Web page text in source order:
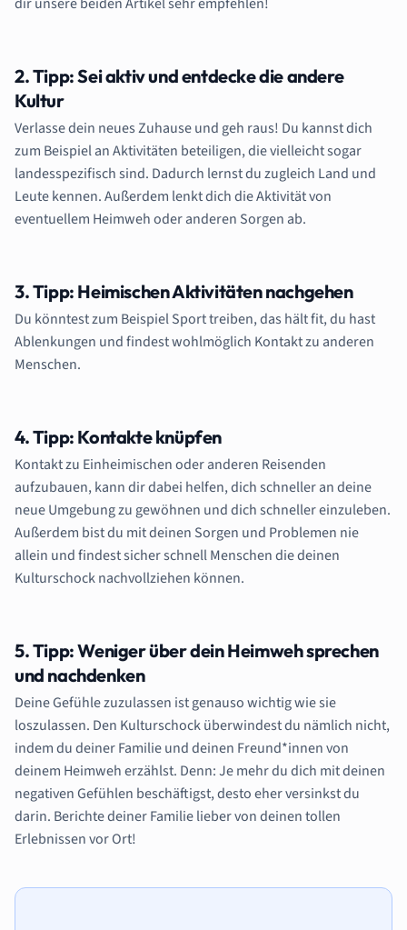
2. Tipp: Sei aktiv und entdecke die andere
Kultur
Verlasse dein neues Zuhause und geh raus! Du kannst dich
zum Beispiel an Aktivitäten beteiligen, die vielleicht sogar
landesspezifisch sind. Dadurch lernst du zugleich Land und
Leute kennen. Außerdem lenkt dich die Aktivität von
eventuellem Heimweh oder anderen Sorgen ab.
3. Tipp: Heimischen Aktivitäten nachgehen
Du könntest zum Beispiel Sport treiben, das hält fit, du hast
Ablenkungen und findest wohlmöglich Kontakt zu anderen
Menschen.
4. Tipp: Kontakte knüpfen
Kontakt zu Einheimischen oder anderen Reisenden
aufzubauen, kann dir dabei helfen, dich schneller an deine
neue Umgebung zu gewöhnen und dich schneller einzuleben.
Außerdem bist du mit deinen Sorgen und Problemen nie
allein und findest sicher schnell Menschen die deinen
Kulturschock nachvollziehen können.
5. Tipp: Weniger über dein Heimweh sprechen
und nachdenken
Deine Gefühle zuzulassen ist genauso wichtig wie sie
loszulassen. Den Kulturschock überwindest du nämlich nicht,
indem du deiner Familie und deinen Freund*innen von
deinem Heimweh erzählst. Denn: Je mehr du dich mit deinen
negativen Gefühlen beschäftigst, desto eher versinkst du
darin. Berichte deiner Familie lieber von deinen tollen
Erlebnissen vor Ort!